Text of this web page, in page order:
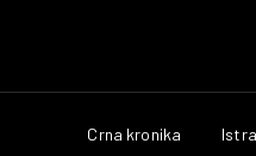
Crna kronika